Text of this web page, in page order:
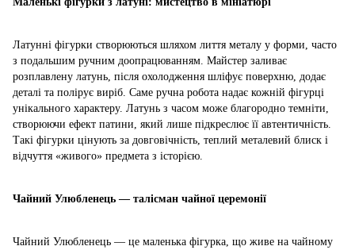
Латунні фігурки створюються шляхом лиття металу у форми, часто
з подальшим ручним доопрацюванням. Майстер заливає
розплавлену латунь, після охолодження шліфує поверхню, додає
деталі та полірує виріб. Саме ручна робота надає кожній фігурці
унікального характеру. Латунь з часом може благородно темніти,
створюючи ефект патини, який лише підкреслює її автентичність.
Такі фігурки цінують за довговічність, теплий металевий блиск і
відчуття «живого» предмета з історією.
Чайний Улюбленець — талісман чайної церемонії
Чайний Улюбленець — це маленька фігурка, що живе на чайному